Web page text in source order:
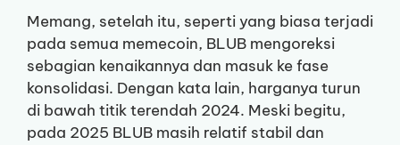
Memang, setelah itu, seperti yang biasa terjadi
pada semua memecoin, BLUB mengoreksi
sebagian kenaikannya dan masuk ke fase
konsolidasi. Dengan kata lain, harganya turun
di bawah titik terendah 2024. Meski begitu,
pada 2025 BLUB masih relatif stabil dan